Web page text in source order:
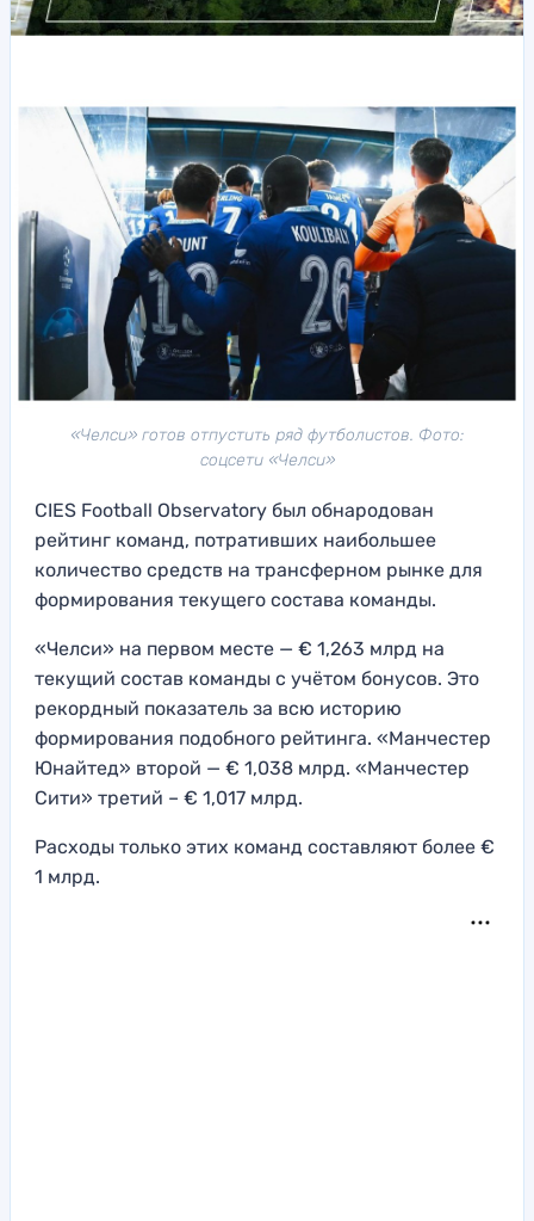
«Челси» готов отпустить ряд футболистов. Фото:
соцсети «Челси»
CIES Football Observatory был обнародован
рейтинг команд, потративших наибольшее
количество средств на трансферном рынке для
формирования текущего состава команды.
«Челси» на первом месте — € 1,263 млрд на
текущий состав команды с учётом бонусов. Это
рекордный показатель за всю историю
формирования подобного рейтинга. «Манчестер
Юнайтед» второй — € 1,038 млрд. «Манчестер
Сити» третий – € 1,017 млрд.
Расходы только этих команд составляют более €
1 млрд.